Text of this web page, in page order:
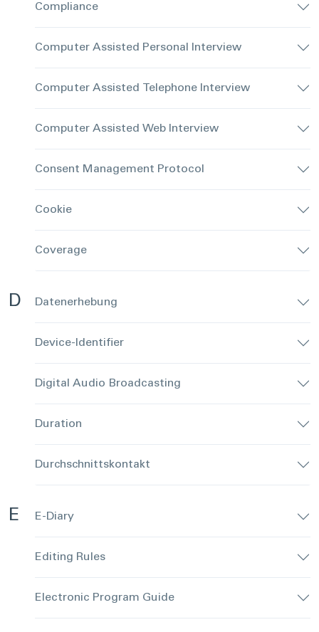
Compliance
Computer Assisted Personal Interview
Computer Assisted Telephone Interview
Computer Assisted Web Interview
Consent Management Protocol
Cookie
Coverage
D Datenerhebung
Device-Identifier
Digital Audio Broadcasting
Duration
Durchschnittskontakt
E E-Diary
Editing Rules
Electronic Program Guide